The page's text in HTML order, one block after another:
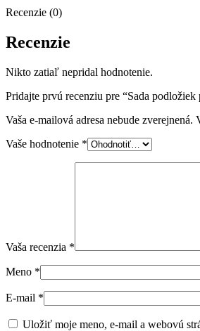
Recenzie (0)
Recenzie
Nikto zatiaľ nepridal hodnotenie.
Pridajte prvú recenziu pre “Sada
Vaša e-mailová adresa nebude zverejnená.
Vaše hodnotenie *
Vaša recenzia *
Meno *
E-mail *
Uložiť moje meno, e-mail a webovú